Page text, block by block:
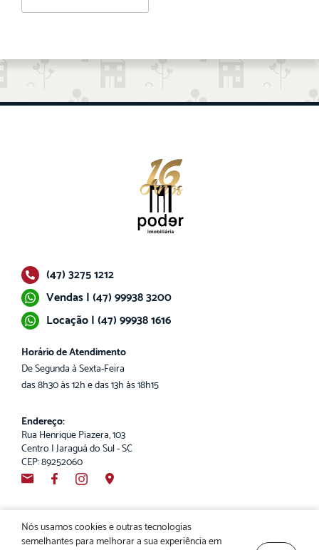
Nós usamos cookies e outras tecnologias
semelhantes para melhorar a sua experiência em
(47) 3275 1212
Vendas | (47) 99938 3200
Locação | (47) 99938 1616
Horário de Atendimento
De Segunda à Sexta-Feira
das 8h30 às 12h e das 13h às 18h15
Endereço:
Rua Henrique Piazera, 103
Centro | Jaraguá do Sul - SC
CEP: 89252060